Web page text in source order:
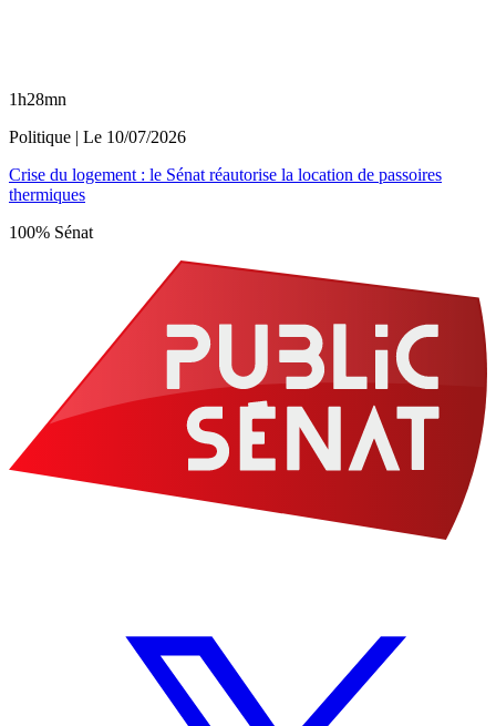
1h28mn
Politique | Le 10/07/2026
Crise du logement : le Sénat réautorise la location de passoires
thermiques
100% Sénat